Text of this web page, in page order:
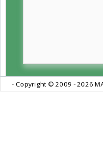
- Copyright © 2009 -2026